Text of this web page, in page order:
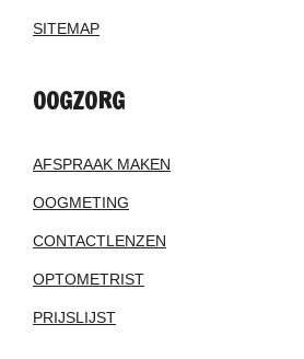
SITEMAP
OOGZORG
AFSPRAAK MAKEN
OOGMETING
CONTACTLENZEN
OPTOMETRIST
PRIJSLIJST